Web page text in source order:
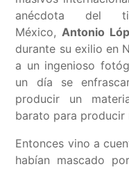
anécdota del
México,Antonio
durante su exilio en
a un ingenioso
un día se
producir un
barato para producir
Entonces vino a
habían mascado